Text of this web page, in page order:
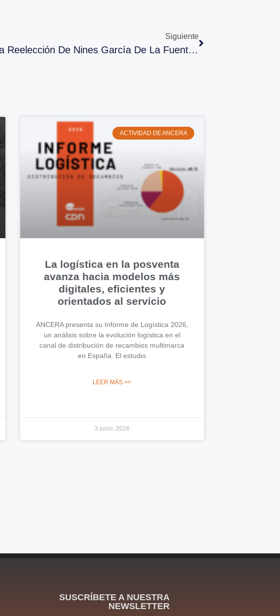
Siguiente
ANCERA Anuncia La Reelección De Nines García De La Fuente Como Presidenta
ACTIVIDAD DE ANCERA
La logística en la posventa
avanza hacia modelos más
digitales, eficientes y
orientados al servicio
ANCERA presenta su Informe de Logística 2026,
un análisis sobre la evolución logística en el
canal de distribución de recambios multimarca
en España. El estudio
LEER MÁS >>
3 junio, 2026
SUSCRÍBETE A NUESTRA
NEWSLETTER